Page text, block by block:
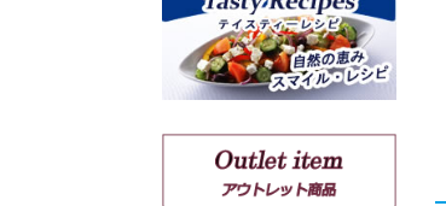
クシノマブロ
アギヨルギティコ
マヴロ クンドゥラ オブ キ
ミ
マヴロダフニ
コチファリ
マンディラリ